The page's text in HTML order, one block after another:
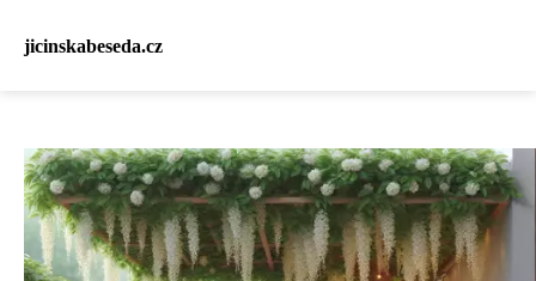
jicinskabeseda.cz